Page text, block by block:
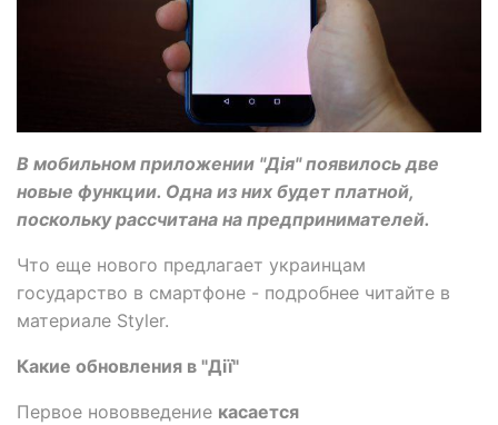
В мобильном приложении "Дія" появилось две
новые функции. Одна из них будет платной,
поскольку рассчитана на предпринимателей.
Что еще нового предлагает украинцам
государство в смартфоне - подробнее читайте в
материале Styler.
Какие обновления в "Дії"
Первое нововведение касается